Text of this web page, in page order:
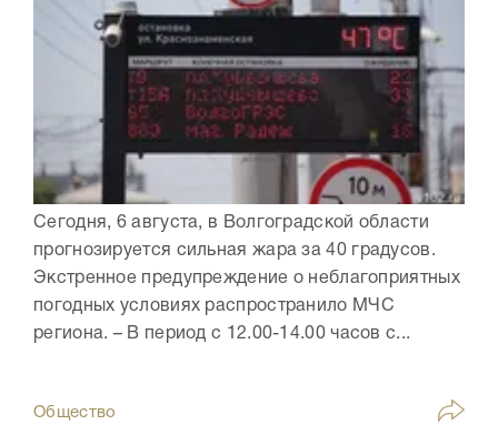
Сегодня, 6 августа, в Волгоградской области
прогнозируется сильная жара за 40 градусов.
Экстренное предупреждение о неблагоприятных
погодных условиях распространило МЧС
региона. – В период с 12.00-14.00 часов с...
Общество